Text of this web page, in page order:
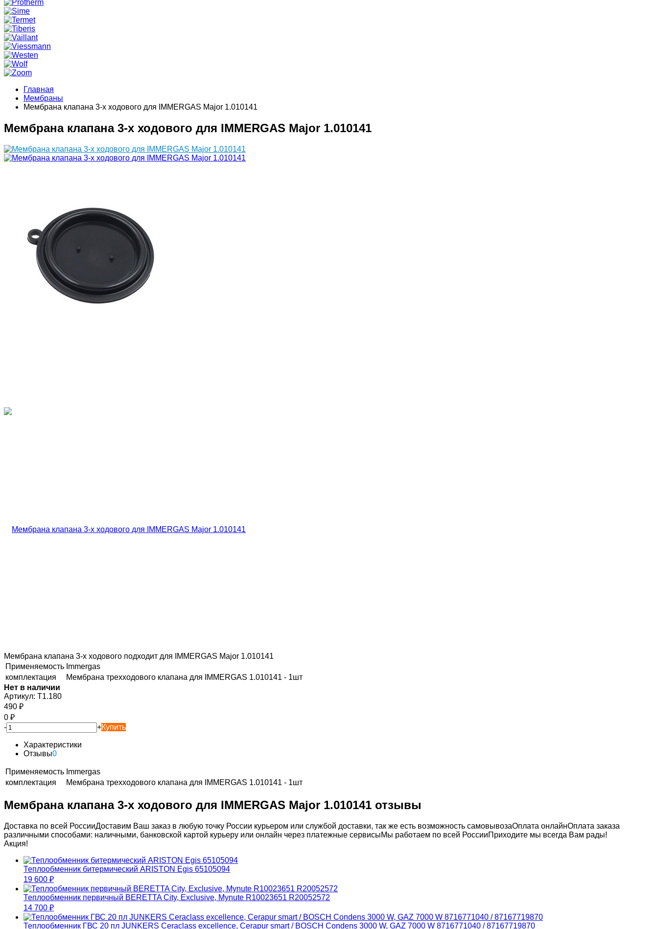
Главная
Мембраны
Мембрана клапана 3-х ходового для IMMERGAS Major 1.010141
Мембрана клапана 3-х ходового для IMMERGAS Major 1.010141
Мембрана клапана 3-х ходового подходит для IMMERGAS Major 1.010141
Применяемость Immergas
комплектация
Мембрана трехходового клапана для IMMERGAS 1.010141 - 1шт
Нет в наличии
Артикул: T1.180
490 ₽
0 ₽
-
+Купить
Характеристики
Отзывы0
Применяемость Immergas
комплектация
Мембрана трехходового клапана для IMMERGAS 1.010141 - 1шт
Мембрана клапана 3-х ходового для IMMERGAS Major 1.010141 отзывы
Доставка по всей РоссииДоставим Ваш заказ в любую точку России курьером или службой доставки, так же есть возможность самовывозаОплата онлайнОплата заказа
различными способами: наличными, банковской картой курьеру или онлайн через платежные сервисыМы работаем по всей РоссииПриходите мы всегда Вам рады!
Акция!
Теплообменник битермический ARISTON Egis 65105094
19 600 ₽
Теплообменник первичный BERETTA City, Exclusive, Mynute R10023651 R20052572
14 700 ₽
Теплообменник ГВС 20 пл JUNKERS Ceraclass excellence, Cerapur smart / BOSCH Condens 3000 W, GAZ 7000 W 8716771040 / 87167719870